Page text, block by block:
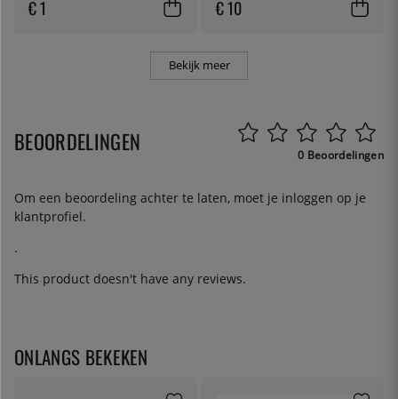
€ 1 € 10
Bekijk meer
BEOORDELINGEN 0 Beoordelingen
Om een beoordeling achter te laten, moet je inloggen op je
klantprofiel.
.
This product doesn't have any reviews.
ONLANGS BEKEKEN